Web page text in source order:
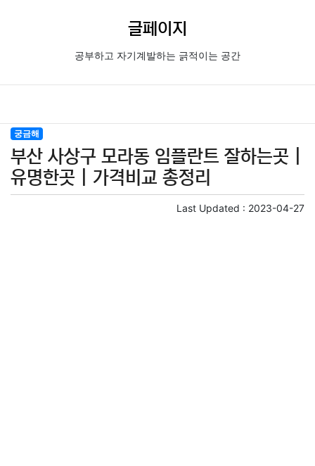
글페이지
공부하고 자기계발하는 긁적이는 공간
궁금해
부산 사상구 모라동 임플란트 잘하는곳 |
유명한곳 | 가격비교 총정리
Last Updated : 2023-04-27